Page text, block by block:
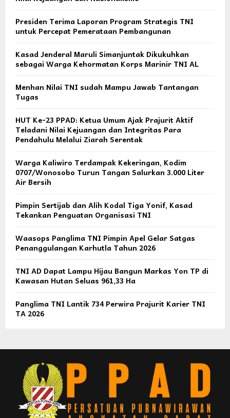
Presiden Terima Laporan Program Strategis TNI
untuk Percepat Pemerataan Pembangunan
Kasad Jenderal Maruli Simanjuntak Dikukuhkan
sebagai Warga Kehormatan Korps Marinir TNI AL
Menhan Nilai TNI sudah Mampu Jawab Tantangan
Tugas
HUT Ke-23 PPAD: Ketua Umum Ajak Prajurit Aktif
Teladani Nilai Kejuangan dan Integritas Para
Pendahulu Melalui Ziarah Serentak
Warga Kaliwiro Terdampak Kekeringan, Kodim
0707/Wonosobo Turun Tangan Salurkan 3.000 Liter
Air Bersih
Pimpin Sertijab dan Alih Kodal Tiga Yonif, Kasad
Tekankan Penguatan Organisasi TNI
Waasops Panglima TNI Pimpin Apel Gelar Satgas
Penanggulangan Karhutla Tahun 2026
TNI AD Dapat Lampu Hijau Bangun Markas Yon TP di
Kawasan Hutan Seluas 961,33 Ha
Panglima TNI Lantik 734 Perwira Prajurit Karier TNI
TA 2026